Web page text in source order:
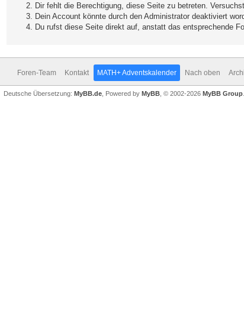
Dir fehlt die Berechtigung, diese Seite zu betreten.
Dein Account könnte durch den Administrator deaktiviert
Du rufst diese Seite direkt auf, anstatt das entsprechende
Foren-Team Kontakt MATH+ Adventskalender Nach oben
Deutsche Übersetzung: MyBB.de , Powered by MyBB , © 2002-2026 MyBB Group